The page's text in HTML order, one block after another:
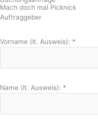
Mach doch mal Picknick
Auftraggeber
Vorname (lt. Ausweis): *
Name (lt. Ausweis): *